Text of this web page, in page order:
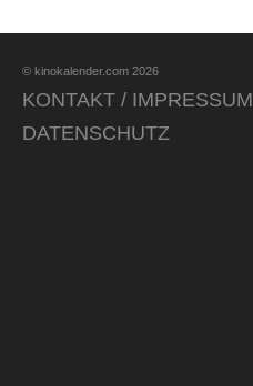
© kinokalender.com 2026
KONTAKT / IMPRESSUM
DATENSCHUTZ